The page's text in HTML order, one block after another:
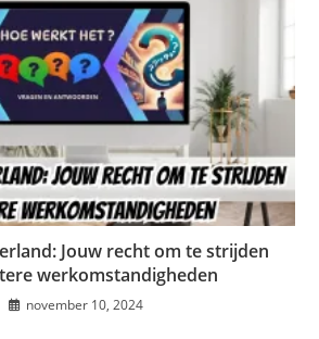
Jouw recht om te strijden
werkomstandigheden
november 10, 2024